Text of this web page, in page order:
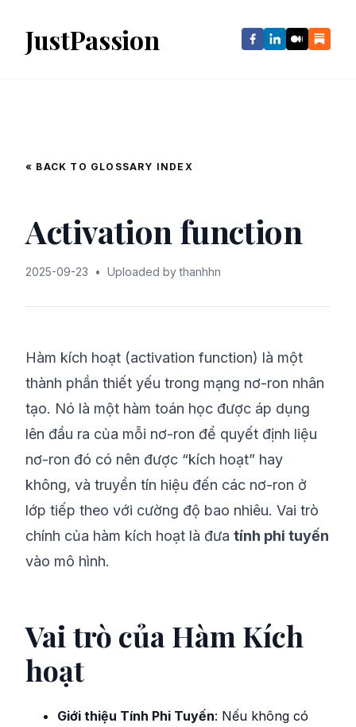
JustPassion
« BACK TO GLOSSARY INDEX
Activation function
2025-09-23 • Uploaded by thanhhn
Hàm kích hoạt (activation function) là một
thành phần thiết yếu trong mạng nơ-ron nhân
tạo. Nó là một hàm toán học được áp dụng
lên đầu ra của mỗi nơ-ron để quyết định liệu
nơ-ron đó có nên được “kích hoạt” hay
không, và truyền tín hiệu đến các nơ-ron ở
lớp tiếp theo với cường độ bao nhiêu. Vai trò
chính của hàm kích hoạt là đưa tính phi tuyến
vào mô hình.
Vai trò của Hàm Kích
hoạt
Giới thiệu Tính Phi Tuyến: Nếu không có